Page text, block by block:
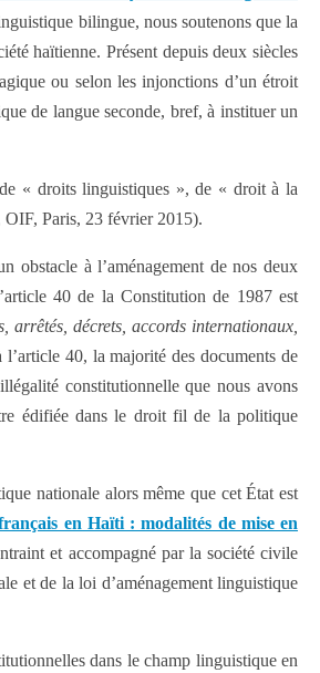
bilingue, nous soutenons que la
haïtienne. Présent depuis deux siècles
ou selon les injonctions d’un étroit
de langue seconde, bref, à instituer un
« droits linguistiques », de « droit à la
OIF, Paris, 23 février 2015).
obstacle à l’aménagement de nos deux
40 de la Constitution de 1987 est
décrets, accords internationaux,
40, la majorité des documents de
constitutionnelle que nous avons
édifiée dans le droit fil de la politique
nationale alors même que cet État est
en Haïti : modalités de mise en
et accompagné par la société civile
et de la loi d’aménagement linguistique
dans le champ linguistique en